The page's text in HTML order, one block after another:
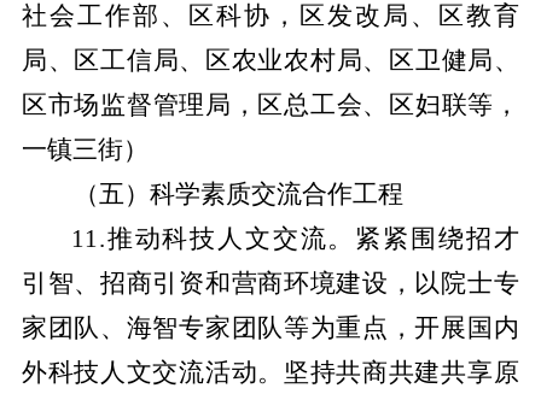
社会工作部、区科协，区发改局、区教育
局、区工信局、区农业农村局、区卫健局、
区市场监督管理局，区总工会、区妇联等，
一镇三街）
（五）科学素质交流合作工程
11.推动科技人文交流。紧紧围绕招才
引智、招商引资和营商环境建设，以院士专
家团队、海智专家团队等为重点，开展国内
外科技人文交流活动。坚持共商共建共享原